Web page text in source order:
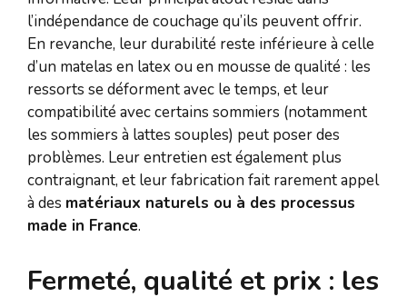
l’indépendance de couchage qu’ils peuvent offrir.
En revanche, leur durabilité reste inférieure à celle
d’un matelas en latex ou en mousse de qualité : les
ressorts se déforment avec le temps, et leur
compatibilité avec certains sommiers (notamment
les sommiers à lattes souples) peut poser des
problèmes. Leur entretien est également plus
contraignant, et leur fabrication fait rarement appel
à des matériaux naturels ou à des processus
made in France.
Fermeté, qualité et prix : les